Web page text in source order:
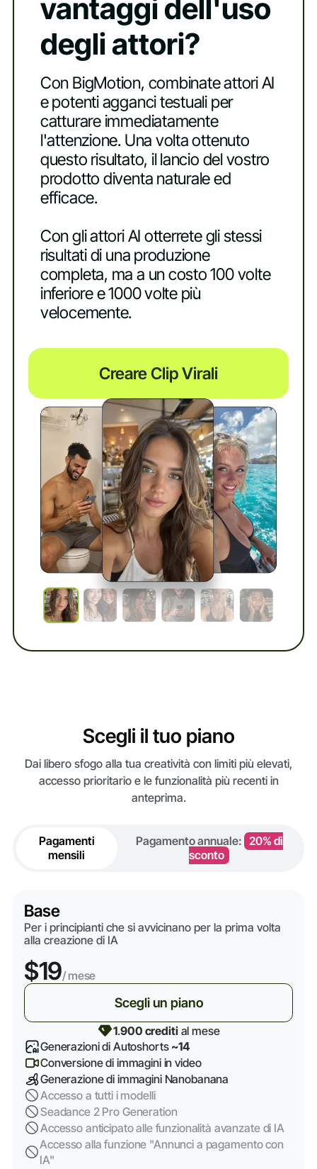
vantaggi dell'uso
degli attori?
Con BigMotion, combinate attori AI
e potenti agganci testuali per
catturare immediatamente
l'attenzione. Una volta ottenuto
questo risultato, il lancio del vostro
prodotto diventa naturale ed
efficace.
Con gli attori AI otterrete gli stessi
risultati di una produzione
completa, ma a un costo 100 volte
inferiore e 1000 volte più
velocemente.
Creare Clip Virali
Scegli il tuo piano
Dai libero sfogo alla tua creatività con limiti più elevati,
accesso prioritario e le funzionalità più recenti in
anteprima.
Pagamenti
mensili
Pagamento annuale: 20% di
sconto
Base
Per i principianti che si avvicinano per la prima volta
alla creazione di IA
$19/ mese
Scegli un piano
1.900 creditial mese
Generazioni di Autoshorts ~14
Conversione di immagini in video
Generazione di immagini Nanobanana
Accesso a tutti i modelli
Seadance 2 Pro Generation
Accesso anticipato alle funzionalità avanzate di IA
Accesso alla funzione "Annunci a pagamento con
IA"